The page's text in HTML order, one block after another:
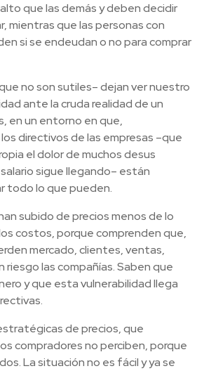
que las demás y deben decidir
mientras que las personas con
si se endeudan o no para comprar
no son sutiles– dejan ver nuestro
ante la cruda realidad de un
en un entorno en que,
directivos de las empresas –que
el dolor de muchos desus
sigue llegando– están
todo lo que pueden.
subido de precios menos de lo
costos, porque comprenden que,
mercado, clientes, ventas,
riesgo las compañías. Saben que
y que esta vulnerabilidad llega
de precios, que
compradores no perciben, porque
La situación no es fácil y ya se